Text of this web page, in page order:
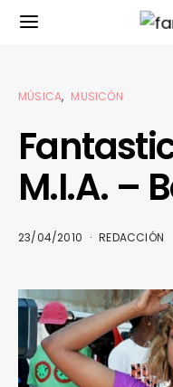
MÚSICA MUSICÓN
M.I.A. –
23/04/2010 REDACCIÓN